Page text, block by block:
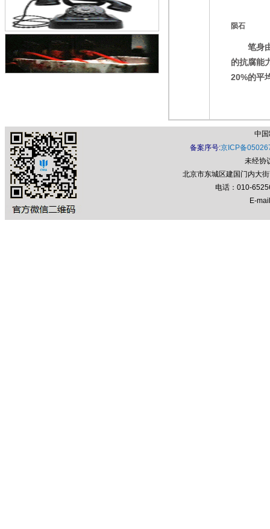
陨石
笔身由
的抗腐能
20%的平
由18k黄
天顶
中
备案序号:京ICP备
未经协
北京市东城区建国门内大
电话：010-
E-